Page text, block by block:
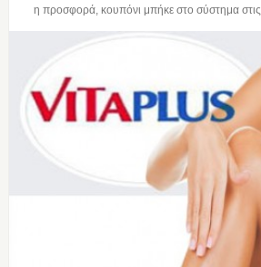
η προσφορά, κουπόνι μπήκε στο σύστημα στις